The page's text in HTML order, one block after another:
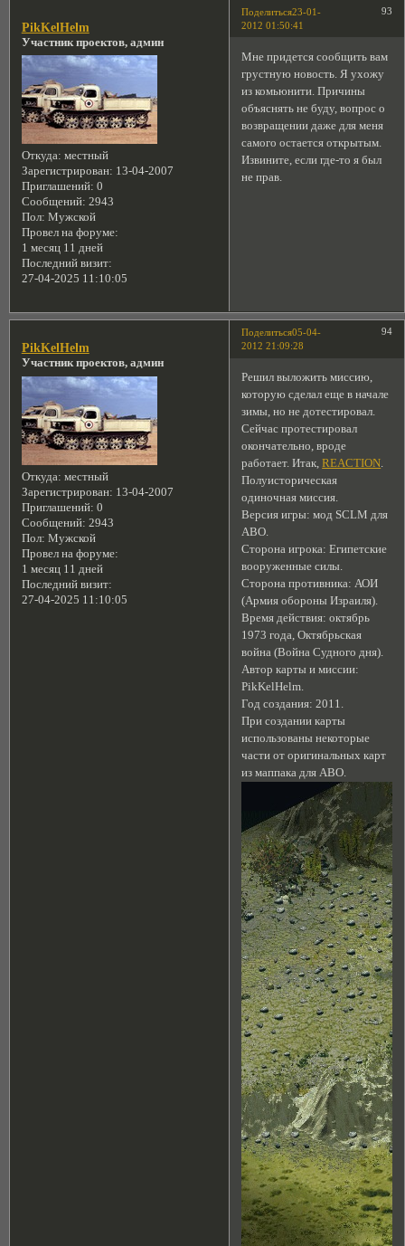
Поделиться 93
23-01-
2012 01:50:41
PikKelHelm
Участник проектов, админ
Откуда: местный
Зарегистрирован: 13-04-2007
Приглашений: 0
Сообщений: 2943
Пол: Мужской
Провел на форуме:
1 месяц 11 дней
Последний визит:
27-04-2025 11:10:05
Мне придется сообщить вам
грустную новость. Я ухожу
из комьюнити. Причины
объяснять не буду, вопрос о
возвращении даже для меня
самого остается открытым.
Извините, если где-то я был
не прав.
Поделиться 94
05-04-
2012 21:09:28
PikKelHelm
Участник проектов, админ
Откуда: местный
Зарегистрирован: 13-04-2007
Приглашений: 0
Сообщений: 2943
Пол: Мужской
Провел на форуме:
1 месяц 11 дней
Последний визит:
27-04-2025 11:10:05
Решил выложить миссию,
которую сделал еще в начале
зимы, но не дотестировал.
Сейчас протестировал
окончательно, вроде
работает. Итак,REACTION.
Полуисторическая
одиночная миссия.
Версия игры: мод SCLM для
АВО.
Сторона игрока: Египетские
вооруженные силы.
Сторона противника: АОИ
(Армия обороны Израиля).
Время действия: октябрь
1973 года, Октябрьская
война (Война Судного дня).
Автор карты и миссии:
PikKelHelm.
Год создания: 2011.
При создании карты
использованы некоторые
части от оригинальных карт
из маппака для АВО.